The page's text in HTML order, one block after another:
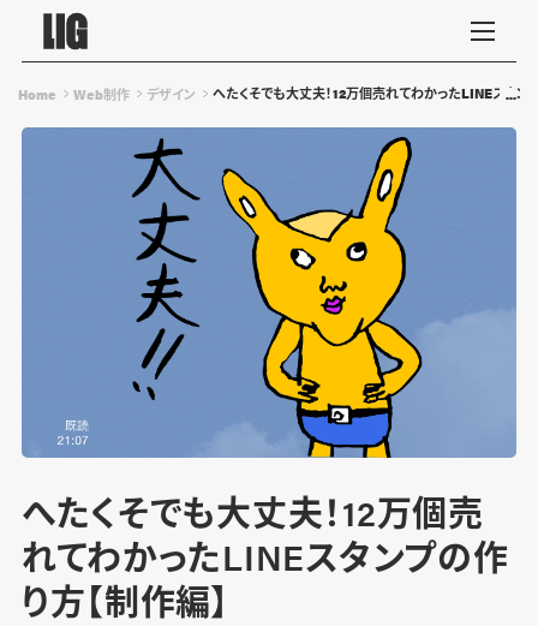
Home Web制作 デザイン へたくそでも大丈夫！12万個売れてわかったLINEスタン
へたくそでも大丈夫！12万個売
れてわかったLINEスタンプの作
り方【制作編】